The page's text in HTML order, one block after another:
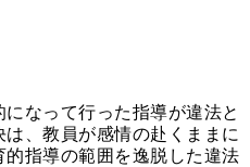
なって行った指導が違法と
、教員が感情の赴くままに
指導の範囲を逸脱した違法